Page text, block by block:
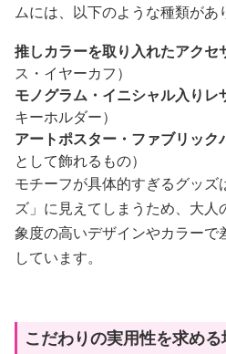
ムには、以下のような種類があ
推しカラーを取り入れたアクセ
ス・イヤーカフ）
モノグラム・イニシャル入りレ
キーホルダー）
アートポスター・ファブリック
として飾れるもの）
モチーフが具体的すぎるグッズ
ズ」に見えてしまうため、大
象度の高いデザインやカラーで
しています。
こだわりの実用性を求め